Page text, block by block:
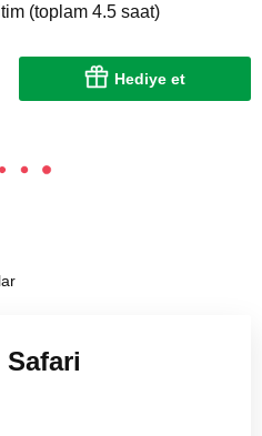
(toplam 4.5 saat)
Hediye et